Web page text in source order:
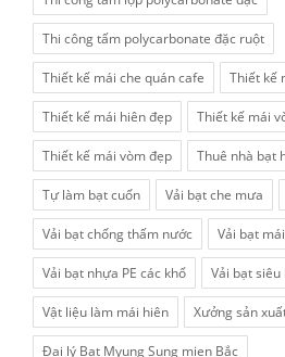
Thi công tấm polycarbonate đặc ruột
Thiết kế mái che quán cafe Thiết kế
Thiết kế mái hiên đẹp Thiết kế mái
Thiết kế mái vòm đẹp Thuê nhà bạt
Tự làm bạt cuốn Vải bạt che mưa
Vải bạt chống thấm nước Vải bạt
Vải bạt nhựa PE các khổ Vải bạt siêu
Vật liệu làm mái hiên Xưởng sản
Đai lý Bạt Myung Sung mien Bắc